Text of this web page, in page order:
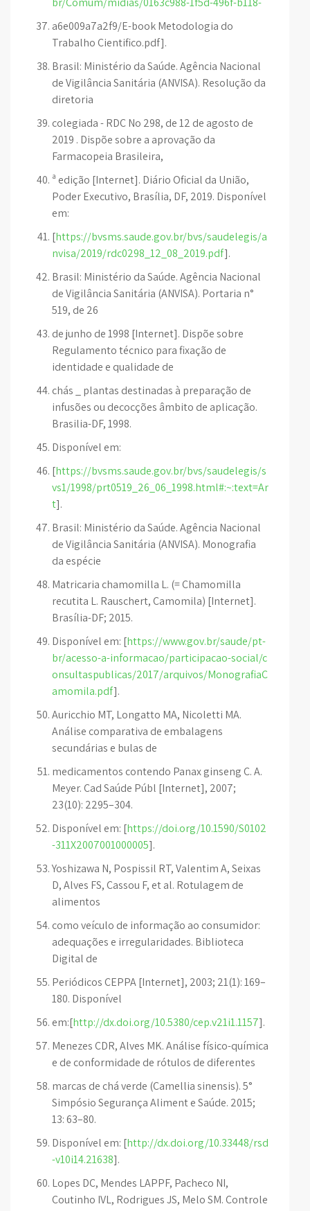
a6e009a7a2f9/E-book Metodologia do
Trabalho Cientifico.pdf].
Brasil: Ministério da Saúde. Agência Nacional
de Vigilância Sanitária (ANVISA). Resolução da
diretoria
colegiada - RDC No 298, de 12 de agosto de
2019 . Dispõe sobre a aprovação da
Farmacopeia Brasileira,
ª edição [Internet]. Diário Oficial da União,
Poder Executivo, Brasília, DF, 2019. Disponível
em:
[https://bvsms.saude.gov.br/bvs/saudelegis/a
nvisa/2019/rdc0298_12_08_2019.pdf].
Brasil: Ministério da Saúde. Agência Nacional
de Vigilância Sanitária (ANVISA). Portaria n°
519, de 26
de junho de 1998 [Internet]. Dispõe sobre
Regulamento técnico para fixação de
identidade e qualidade de
chás _ plantas destinadas à preparação de
infusões ou decocções âmbito de aplicação.
Brasilia-DF, 1998.
Disponível em:
[https://bvsms.saude.gov.br/bvs/saudelegis/s
vs1/1998/prt0519_26_06_1998.html#:~:text=Ar
t].
Brasil: Ministério da Saúde. Agência Nacional
de Vigilância Sanitária (ANVISA). Monografia
da espécie
Matricaria chamomilla L. (= Chamomilla
recutita L. Rauschert, Camomila) [Internet].
Brasília-DF; 2015.
Disponível em: [https://www.gov.br/saude/pt-
br/acesso-a-informacao/participacao-social/c
onsultaspublicas/2017/arquivos/MonografiaC
amomila.pdf].
Auricchio MT, Longatto MA, Nicoletti MA.
Análise comparativa de embalagens
secundárias e bulas de
medicamentos contendo Panax ginseng C. A.
Meyer. Cad Saúde Públ [Internet], 2007;
23(10): 2295–304.
Disponível em: [https://doi.org/10.1590/S0102
-311X2007001000005].
Yoshizawa N, Pospissil RT, Valentim A, Seixas
D, Alves FS, Cassou F, et al. Rotulagem de
alimentos
como veículo de informação ao consumidor:
adequações e irregularidades. Biblioteca
Digital de
Periódicos CEPPA [Internet], 2003; 21(1): 169–
180. Disponível
em:[http://dx.doi.org/10.5380/cep.v21i1.1157].
Menezes CDR, Alves MK. Análise físico-química
e de conformidade de rótulos de diferentes
marcas de chá verde (Camellia sinensis). 5°
Simpósio Segurança Aliment e Saúde. 2015;
13: 63–80.
Disponível em: [http://dx.doi.org/10.33448/rsd
-v10i14.21638].
Lopes DC, Mendes LAPPF, Pacheco NI,
Coutinho IVL, Rodrigues JS, Melo SM. Controle